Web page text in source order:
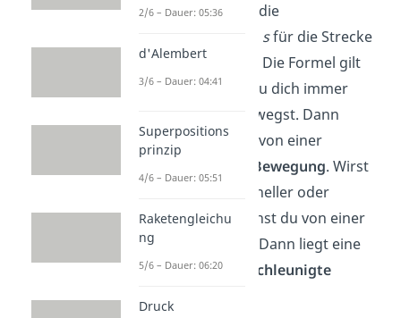
Dabei steht
für die
sfür die Strecke
undtfür die Zeit. Die Formel gilt
aber nur, wenn du dich immer
gleich schnell bewegst. Dann
sprichst du auch von einer
gleichförmigen Bewegung. Wirst
du hingegen schneller oder
langsamer, sprichst du von einer
Beschleunigung. Dann liegt eine
gleichmäßig beschleunigte
2/6 – Dauer: 05:36
d'Alembert
3/6 – Dauer: 04:41
Superpositions
prinzip
4/6 – Dauer: 05:51
Raketengleichu
ng
5/6 – Dauer: 06:20
Druck